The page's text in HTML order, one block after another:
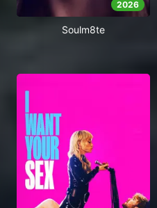
2026
Soulm8te